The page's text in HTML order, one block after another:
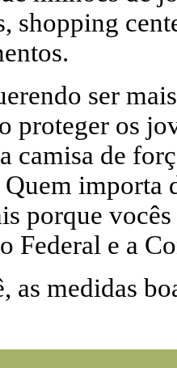
shopping
ser
proteger os
camisa de
importa
porque
Federal e a
as medidas